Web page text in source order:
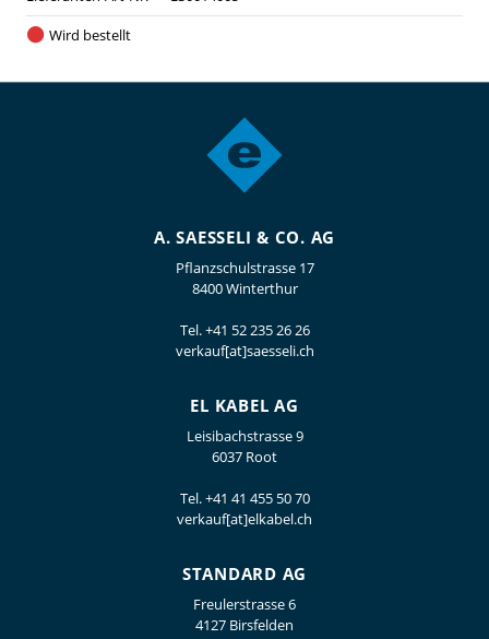
Wird bestellt
A. SAESSELI & CO. AG
Pflanzschulstrasse 17
8400 Winterthur
Tel.+41 52 235 26 26
verkauf[at]saesseli.ch
EL KABEL AG
Leisibachstrasse 9
6037 Root
Tel.+41 41 455 50 70
verkauf[at]elkabel.ch
STANDARD AG
Freulerstrasse 6
4127 Birsfelden